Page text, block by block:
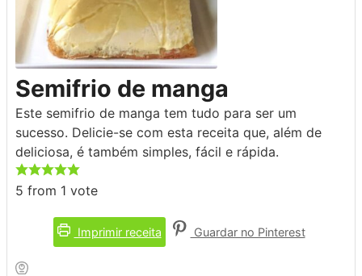
Semifrio de manga
Este semifrio de manga tem tudo para ser um
sucesso. Delicie-se com esta receita que, além de
deliciosa, é também simples, fácil e rápida.
5 from 1 vote
Imprimir receita Guardar no Pinterest